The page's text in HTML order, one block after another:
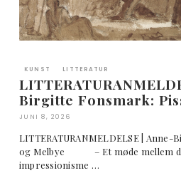
KUNST LITTERATUR
Birgitte Fonsmark:
JUNI 8, 2026
LITTERATURANMELDELSE |
og Melbye – Et møde mellem
impressionisme …